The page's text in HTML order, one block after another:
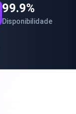
99.9%
Disponibilidade